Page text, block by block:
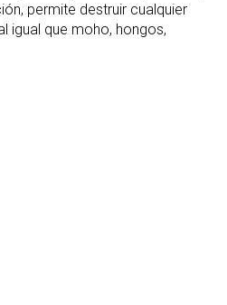
permite destruir cualquier
igual que moho, hongos,